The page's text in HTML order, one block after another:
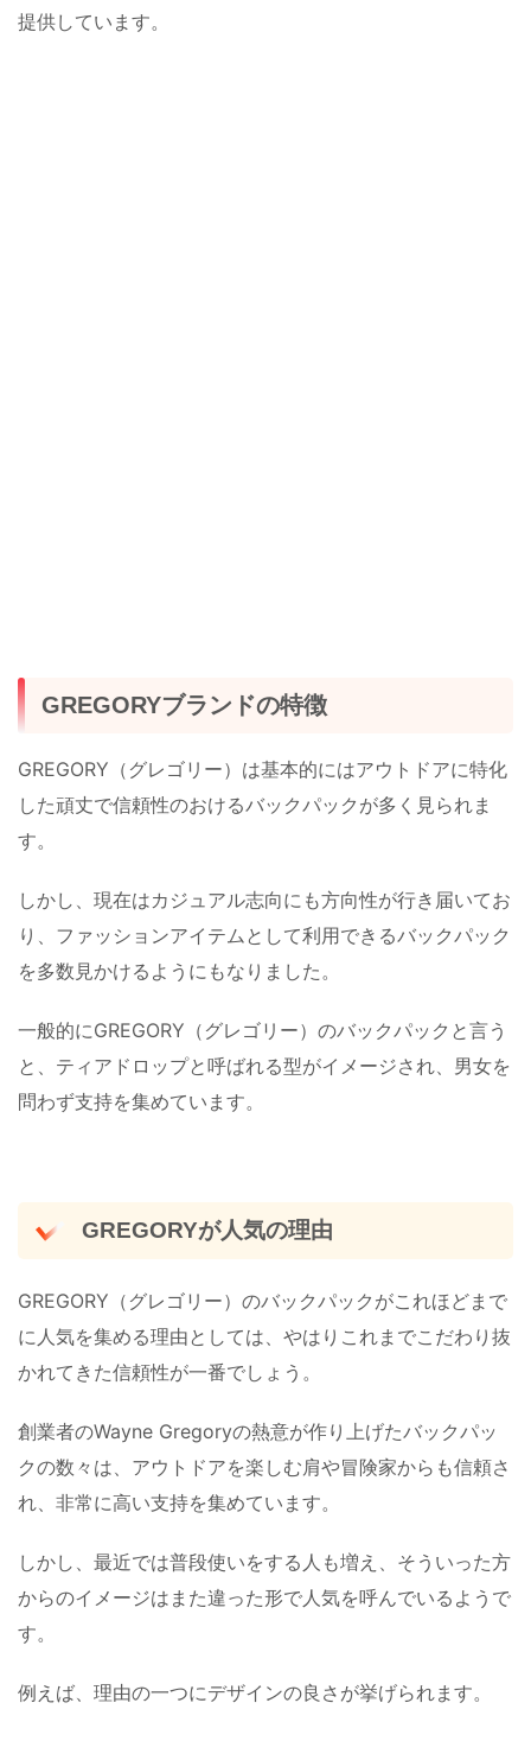
提供しています。
GREGORYブランドの特徴
GREGORY（グレゴリー）は基本的にはアウトドアに特化
した頑丈で信頼性のおけるバックパックが多く見られま
す。
しかし、現在はカジュアル志向にも方向性が行き届いてお
り、ファッションアイテムとして利用できるバックパック
を多数見かけるようにもなりました。
一般的にGREGORY（グレゴリー）のバックパックと言う
と、ティアドロップと呼ばれる型がイメージされ、男女を
問わず支持を集めています。
GREGORYが人気の理由
GREGORY（グレゴリー）のバックパックがこれほどまで
に人気を集める理由としては、やはりこれまでこだわり抜
かれてきた信頼性が一番でしょう。
創業者のWayne Gregoryの熱意が作り上げたバックパッ
クの数々は、アウトドアを楽しむ肩や冒険家からも信頼さ
れ、非常に高い支持を集めています。
しかし、最近では普段使いをする人も増え、そういった方
からのイメージはまた違った形で人気を呼んでいるようで
す。
例えば、理由の一つにデザインの良さが挙げられます。